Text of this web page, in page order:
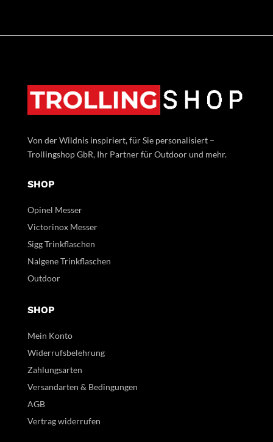
Von der Wildnis inspiriert, für Sie personalisiert –
Trollingshop GbR, Ihr Partner für Outdoor und mehr.
SHOP
Opinel Messer
Victorinox Messer
Sigg Trinkflaschen
Nalgene Trinkflaschen
Outdoor
SHOP
Mein Konto
Widerrufsbelehrung
Zahlungsarten
Versandarten & Bedingungen
AGB
Vertrag widerrufen